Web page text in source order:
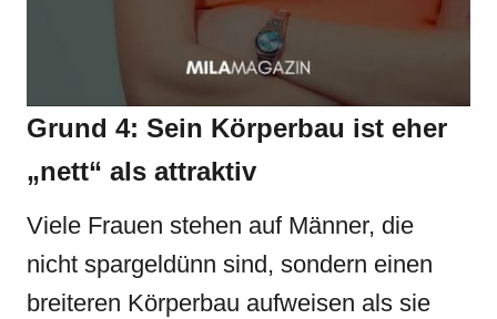
Grund 4: Sein Körperbau ist eher
„nett“ als attraktiv
Viele Frauen stehen auf Männer, die
nicht spargeldünn sind, sondern einen
breiteren Körperbau aufweisen als sie